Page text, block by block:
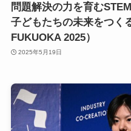
問題解決の力を育む
子どもたちの未来をつく
FUKUOKA 2025）
2025年5月19日